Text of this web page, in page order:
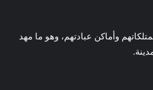
وأماكن عبادتهم، وهو ما مهد